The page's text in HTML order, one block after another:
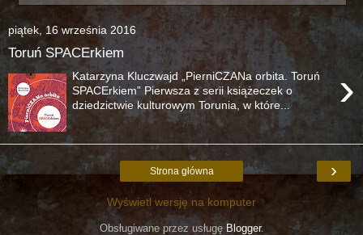
piątek, 16 września 2016
Toruń SPACErkiem
›
Katarzyna Kluczwajd „PierniCZANa orbita. Toruń
SPACErkiem” Pierwsza z serii książeczek o
dziedzictwie kulturowym Torunia, w które...
›
Strona główna
Wyświetl wersję na komputer
Obsługiwane przez usługęBlogger.